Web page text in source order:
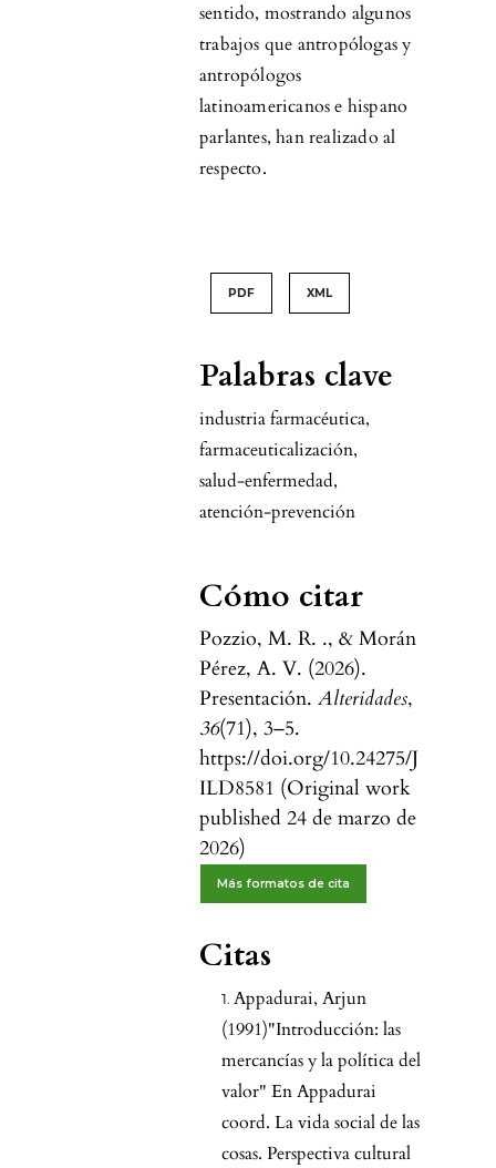
Palabras clave
industria farmacéutica,
farmaceuticalización,
salud-enfermedad,
atención-prevención
Cómo citar
Pozzio, M. R. ., & Morán
Pérez, A. V. (2026).
Presentación. Alteridades,
36(71), 3–5.
https://doi.org/10.24275/J
ILD8581 (Original work
published 24 de marzo de
2026)
Más formatos de cita
sentido, mostrando algunos
trabajos que antropólogas y
antropólogos
latinoamericanos e hispano
parlantes, han realizado al
respecto.
PDF XML
Citas
Appadurai, Arjun
(1991)"Introducción: las
mercancías y la política del
valor" En Appadurai
coord. La vida social de las
cosas. Perspectiva cultural